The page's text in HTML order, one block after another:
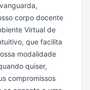
corpo docente
Virtual de
que facilita
modalidade
quiser,
compromissos